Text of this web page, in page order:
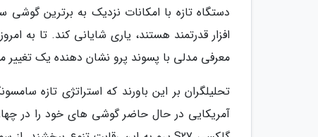
دستگاه تازه با امکانات نزدیک به برترین گوشی
افزار قدرتمند هستند، یاری شایانی کند. تا به
معرفی مدلی با پسوند پرو نشان دهنده یک
تحلیلگران بر این باورند که استراتژی تازه
آمریکایی در حال حاضر گوشی های خود را در